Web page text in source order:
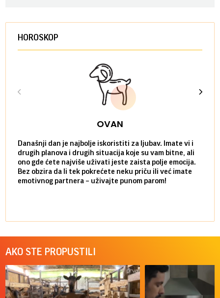
HOROSKOP
OVAN
Današnji dan je najbolje iskoristiti za ljubav. Imate vi i
drugih planova i drugih situacija koje su vam bitne, ali
ono gde ćete najviše uživati jeste zaista polje emocija.
Bez obzira da li tek pokrećete neku priču ili već imate
emotivnog partnera – uživajte punom parom!
AKO STE PROPUSTILI